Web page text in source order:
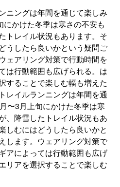
ニングは年間を通じて楽しみ
かけた冬季は寒さの不安も
トレイル状況もあります。そ
うしたら良いかという疑問ご
ェアリング対策で行動時間を
は行動範囲も広げられる。は
することで楽しむ幅も増えた
レイルランニングは年間を通
〜3月上旬にかけた冬季は寒
、降雪したトレイル状況もあ
しむにはどうしたら良いかと
します。ウェアリング対策で
アによっては行動範囲も広げ
リアを選択することで楽しむ